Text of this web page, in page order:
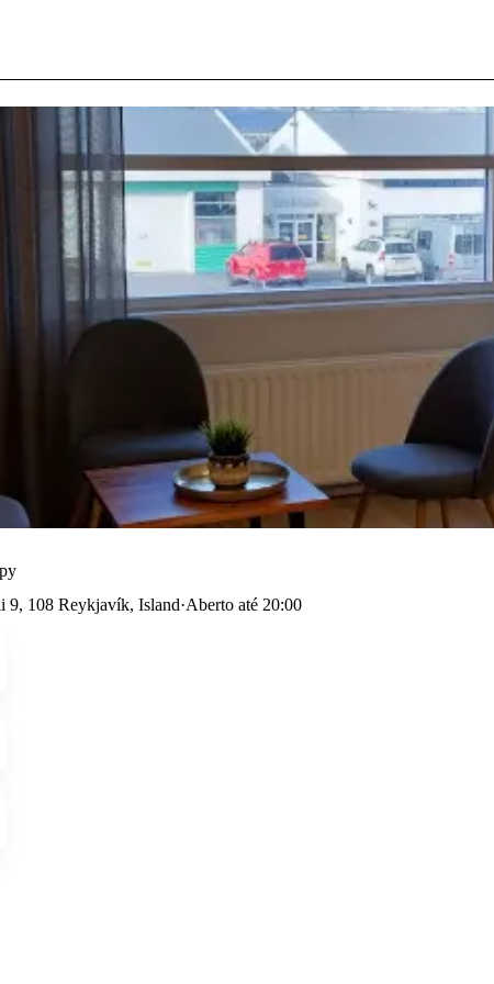
9, 108 Reykjavík, Island·Aberto até 20:00